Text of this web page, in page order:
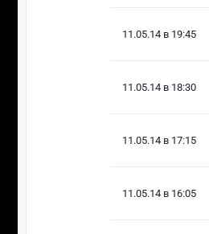
11.05.14 в 19:45
11.05.14 в 18:30
11.05.14 в 17:15
11.05.14 в 16:05